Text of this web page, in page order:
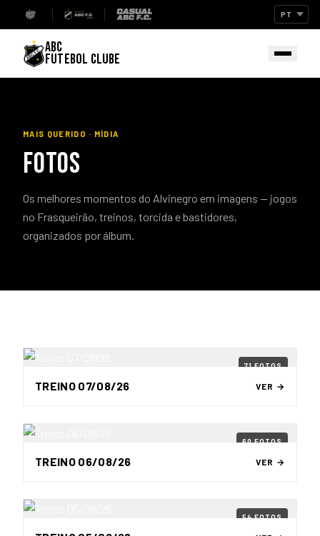
ABC
FUTEBOL CLUBE
MAIS QUERIDO · MÍDIA
FOTOS
Os melhores momentos do Alvinegro em imagens — jogos
no Frasqueirão, treinos, torcida e bastidores,
organizados por álbum.
71 FOTOS
TREINO 07/08/26 VER →
60 FOTOS
TREINO 06/08/26 VER →
54 FOTOS